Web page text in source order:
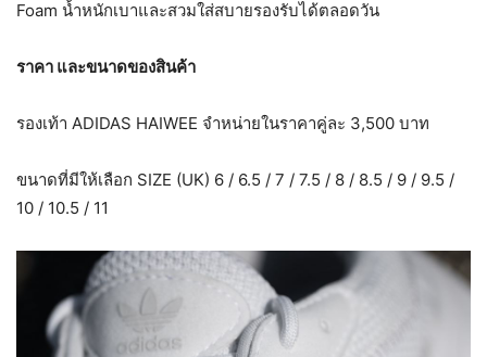
Foam น้ำหนักเบาและสวมใส่สบายรองรับได้ตลอดวัน
ราคา และขนาดของสินค้า
รองเท้า ADIDAS HAIWEE จำหน่ายในราคาคู่ละ 3,500 บาท
ขนาดที่มีให้เลือก SIZE (UK) 6 / 6.5 / 7 / 7.5 / 8 / 8.5 / 9 / 9.5 /
10 / 10.5 / 11